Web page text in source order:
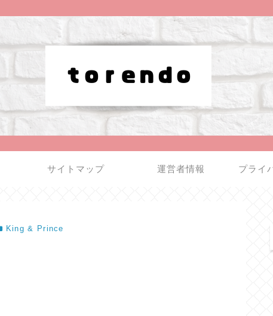
サイトマップ 運営者情報 プライ
King & Prince